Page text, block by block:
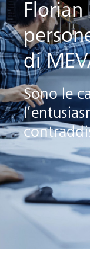
Florian
di
Sono le